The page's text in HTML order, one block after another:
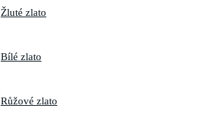
Žluté zlato
Bílé zlato
Růžové zlato